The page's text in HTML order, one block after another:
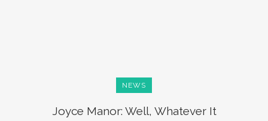
NEWS
Joyce Manor: Well, Whatever It